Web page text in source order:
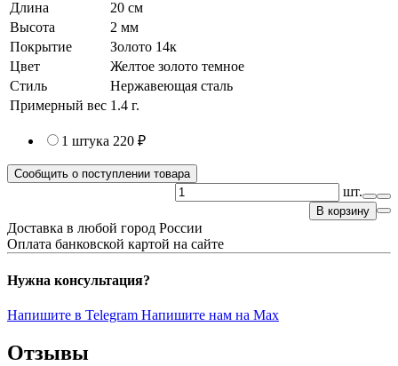
Длина
20 см
Высота
2 мм
Покрытие
Золото 14к
Цвет
Желтое золото темное
Стиль
Нержавеющая сталь
Примерный вес 1.4 г.
1 штука 220 ₽
Сообщить о поступлении товара
шт.
В корзину
Доставка в любой город России
Оплата банковской картой на сайте
Нужна консультация?
Напишите в Telegram Напишите нам на Max
Отзывы